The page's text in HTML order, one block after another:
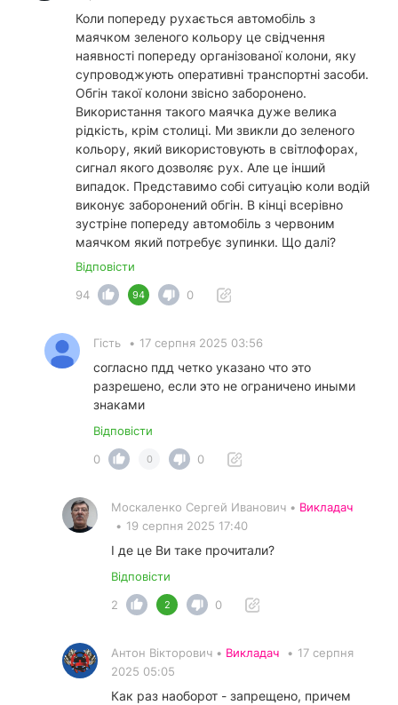
Коли попереду рухається автомобіль з
маячком зеленого кольору це свідчення
наявності попереду організованої колони, яку
супроводжують оперативні транспортні засоби.
Обгін такої колони звісно заборонено.
Використання такого маячка дуже велика
рідкість, крім столиці. Ми звикли до зеленого
кольору, який використовують в світлофорах,
сигнал якого дозволяє рух. Але це інший
випадок. Представимо собі ситуацію коли водій
виконує заборонений обгін. В кінці всерівно
зустріне попереду автомобіль з червоним
маячком який потребує зупинки. Що далі?
Відповісти
94
94 0
Гість • 17 серпня 2025 03:56
согласно пдд четко указано что это
разрешено, если это не ограничено иными
знаками
Відповісти
0
0 0
Москаленко Сергей Иванович • Викладач
• 19 серпня 2025 17:40
І де це Ви таке прочитали?
Відповісти
2
2 0
Антон Вікторович • Викладач • 17 серпня
2025 05:05
Как раз наоборот - запрещено, причем